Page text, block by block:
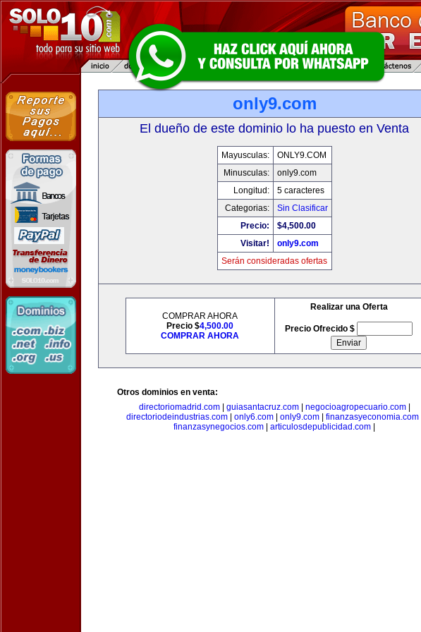
only9.com
El dueño de este dominio lo ha puesto en Venta
Mayusculas:
ONLY9.COM
Minusculas:
only9.com
Longitud:
5 caracteres
Categorias:
Sin Clasificar
Precio:
$4,500.00
Visitar!
only9.com
Serán consideradas ofertas
COMPRAR AHORA
Precio $4,500.00
COMPRAR AHORA
Realizar una Oferta
Precio Ofrecido $
Otros dominios en venta:
directoriomadrid.com| guiasantacruz.com| negocioagropecuario.com|
directoriodeindustrias.com| only6.com| only9.com| finanzasyeconomia.com|
finanzasynegocios.com
articulosdepublicidad.com